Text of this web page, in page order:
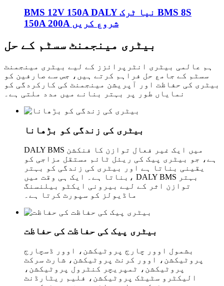
BMS 12V 150A DALY نیا ٹرک BMS 8S
150A 200A شروع کریں
بیٹری مینجمنٹ سسٹم کے حل
ہم عالمی بیٹری انٹرپرائزز کے لیے بیٹری مینجمنٹ
سسٹم کے جامع حل فراہم کرتے ہیں، جس سے صارفین کو
بیٹری کی حفاظت اور آپریشن مینجمنٹ کی کارکردگی کو
نمایاں طور پر بہتر بنانے میں مدد ملتی ہے۔
بیٹری کی زندگی کو بڑھانا
DALY BMS میں ایک غیر فعال توازن کا فنکشن
ہے، جو بیٹری پیک کی ریئل ٹائم مستقل مزاجی کو
یقینی بناتا ہے اور بیٹری کی زندگی کو بہتر
بناتا ہے۔ ایک ہی وقت میں، DALY BMS بہتر
توازن اثر کے لیے بیرونی ایکٹو بیلنسنگ
ماڈیولز کو سپورٹ کرتا ہے۔
بیٹری پیک کی حفاظت کی حفاظت
بشمول اوور چارج پروٹیکشن، اوور ڈسچارج
پروٹیکشن، اوور کرنٹ پروٹیکشن، شارٹ سرکٹ
پروٹیکشن، ٹمپریچر کنٹرول پروٹیکشن،
الیکٹرو سٹیٹک پروٹیکشن، فلیم ریٹارڈنٹ